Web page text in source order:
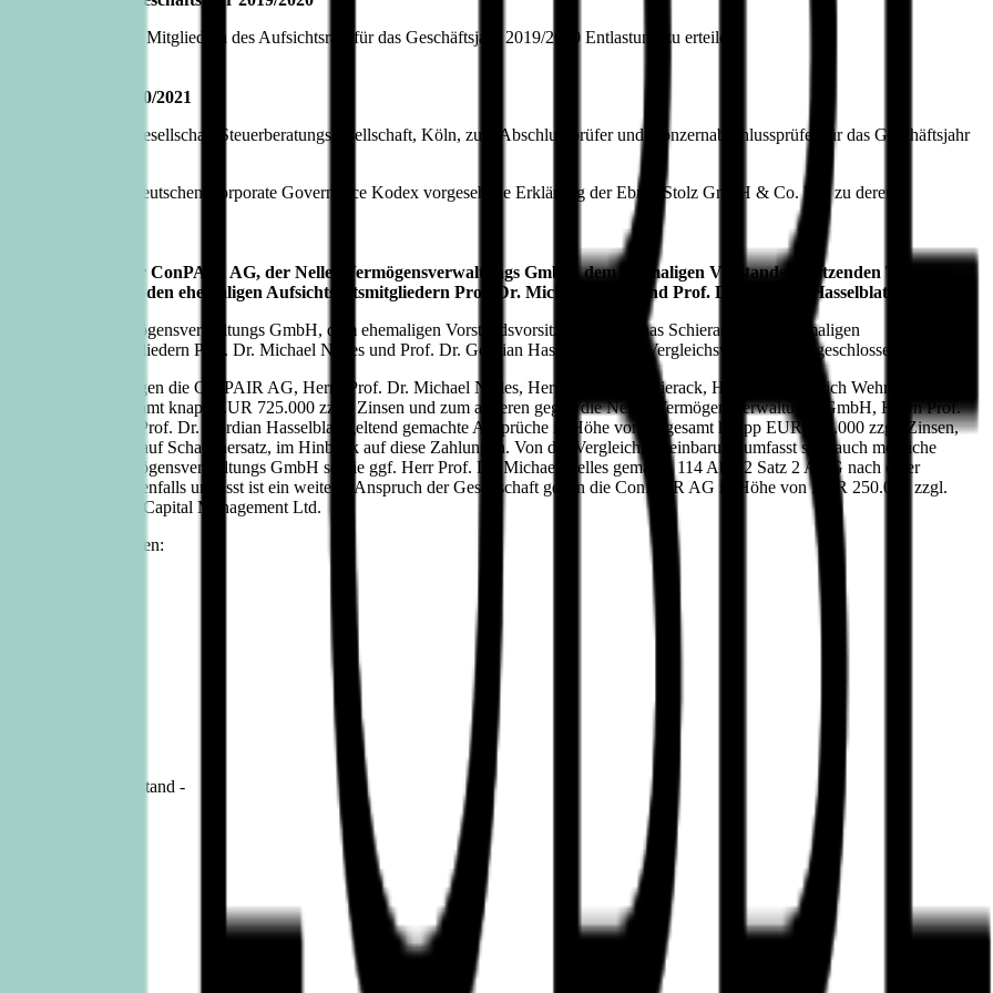
2020 amtierenden Mitgliedern des Aufsichtsrats für das Geschäftsjahr 2019/2020 Entlastung zu erteilen.
Geschäftsjahr 2020/2021
Steuerberatungsgesellschaft, Köln, zum Abschlussprüfer und Konzernabschlussprüfer für das Geschäftsjahr
Ziffer 7.2.1 des Deutschen Corporate Governance Kodex vorgesehene Erklärung der Ebner Stolz GmbH & Co. KG zu deren
mit der ConPAIR AG, der Nelles Vermögensverwaltungs GmbH, dem ehemaligen Vorstandsvorsitzenden Thomas
Wehrle und den ehemaligen Aufsichtsratsmitgliedern Prof. Dr. Michael Nelles und Prof. Dr. Gordian Hasselblatt
der Nelles Vermögensverwaltungs GmbH, dem ehemaligen Vorstandsvorsitzenden Thomas Schierack, dem ehemaligen
Aufsichtsratsmitgliedern Prof. Dr. Michael Nelles und Prof. Dr. Gordian Hasselblatt, eine Vergleichsvereinbarung geschlossen.
AG zum einen gegen die ConPAIR AG, Herrn Prof. Dr. Michael Nelles, Herrn Thomas Schierack, Herrn Dr. Friedrich Wehrle und
Höhe von insgesamt knapp EUR 725.000 zzgl. Zinsen und zum anderen gegen die Nelles Vermögensverwaltungs GmbH, Herrn Prof.
und Herrn Prof. Dr. Gordian Hasselblatt geltend gemachte Ansprüche in Höhe von insgesamt knapp EUR 350.000 zzgl. Zinsen,
Zahlungen bzw. auf Schadenersatz, im Hinblick auf diese Zahlungen. Von der Vergleichsvereinbarung umfasst sind auch mögliche
die Nelles Vermögensverwaltungs GmbH sowie ggf. Herr Prof. Dr. Michael Nelles gemäß § 114 Abs. 2 Satz 2 AktG nach einer
ebenfalls umfasst ist ein weiterer Anspruch der Gesellschaft gegen die ConPAIR AG in Höhe von EUR 250.000 zzgl.
gegen die TUSK Capital Management Ltd.
wiedergegeben:
durch den Vorstand -